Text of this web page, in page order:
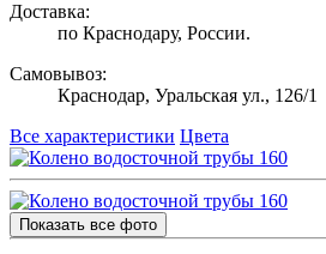
Доставка:
по Краснодару, России.
Самовывоз:
Краснодар, Уральская ул., 126/1
Все характеристики Цвета
Показать все фото